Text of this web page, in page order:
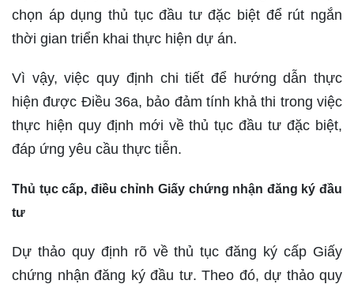
chọn áp dụng thủ tục đầu tư đặc biệt để rút ngắn
thời gian triển khai thực hiện dự án.
Vì vậy, việc quy định chi tiết để hướng dẫn thực
hiện được Điều 36a, bảo đảm tính khả thi trong việc
thực hiện quy định mới về thủ tục đầu tư đặc biệt,
đáp ứng yêu cầu thực tiễn.
Thủ tục cấp, điều chỉnh Giấy chứng nhận đăng ký đầu
tư
Dự thảo quy định rõ về thủ tục đăng ký cấp Giấy
chứng nhận đăng ký đầu tư. Theo đó, dự thảo quy